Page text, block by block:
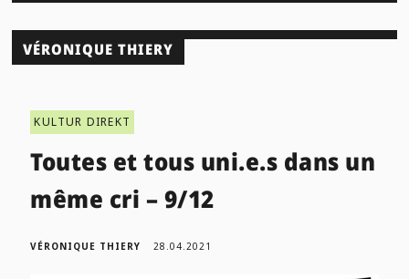
VÉRONIQUE THIERY
KULTUR DIREKT
Toutes et tous uni.e.s dans un
même cri – 9/12
VÉRONIQUE THIERY 28.04.2021